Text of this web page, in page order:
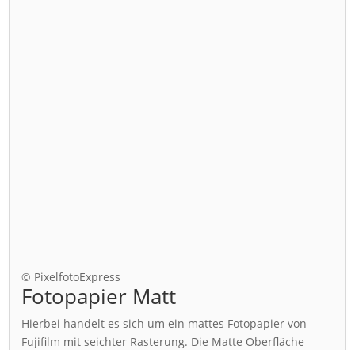
© PixelfotoExpress
Fotopapier Matt
Hierbei handelt es sich um ein mattes Fotopapier von
Fujifilm mit seichter Rasterung. Die Matte Oberfläche